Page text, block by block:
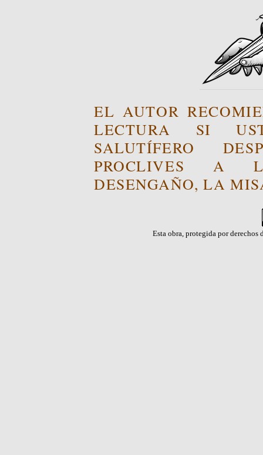
EL AUTOR
LECTURA SI
SALUTÍFERO
PROCLIVES A
DESENGAÑO, LA
Esta obra, protegida por derechos